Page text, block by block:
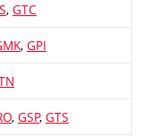
, GTC
, GPI
, GSP, GTS